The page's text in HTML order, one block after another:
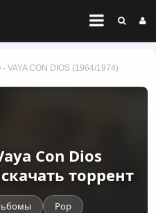
- VAYA CON DIOS (1964/1974)
Con Dios
торрент
Pop